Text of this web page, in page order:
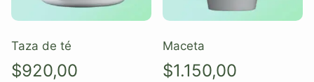
Taza de té
$920,00
Maceta
$1.150,00